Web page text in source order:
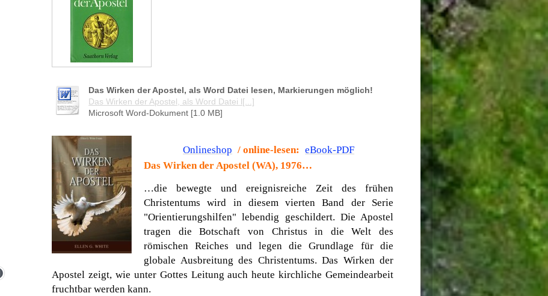
Das Wirken der Apostel, als Word Datei lesen, Markierungen möglich!
Das Wirken der Apostel, als Word Datei l[...]
Microsoft Word-Dokument [1.0 MB]
Onlineshop / online-lesen: eBook-PDF
Das Wirken der Apostel (WA), 1976…
…die bewegte und ereignisreiche Zeit des frühen
Christentums wird in diesem vierten Band der Serie
"Orientierungshilfen" lebendig geschildert. Die Apostel
tragen die Botschaft von Christus in die Welt des
römischen Reiches und legen die Grundlage für die
globale Ausbreitung des Christentums. Das Wirken der
Apostel zeigt, wie unter Gottes Leitung auch heute kirchliche Gemeindearbeit
fruchtbar werden kann.